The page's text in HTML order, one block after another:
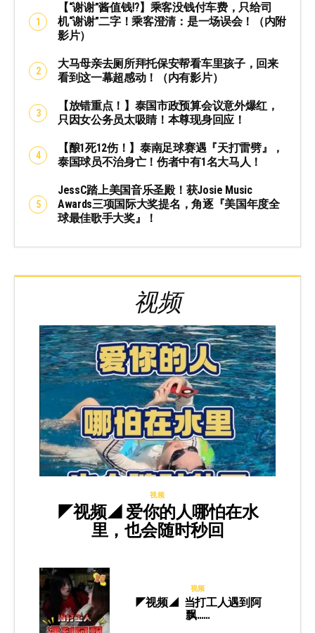
【“谢谢”酱值钱⁉️】乘客没钱付车费，只给司
机“谢谢”二字！乘客澄清：是一场误会！（内附
影片）
大马母亲去厕所拜托保安帮看车里孩子，回来
看到这一幕超感动！（内有影片）
【放错重点！】泰国市政预算会议意外爆红，
只因女公务员太吸睛！本尊现身回应！
【酿1死12伤！】泰南足球赛遇『天打雷劈』，
泰国球员不治身亡！伤者中有1名大马人！
JessC踏上美国音乐圣殿！获Josie Music
Awards三项国际大奖提名，角逐『美国年度全
球最佳歌手大奖』！
视频
视频
◤视频◢ 爱你的人哪怕在水
里，也会随时秒回
视频
◤视频◢ 当打工人遇到阿
飘……